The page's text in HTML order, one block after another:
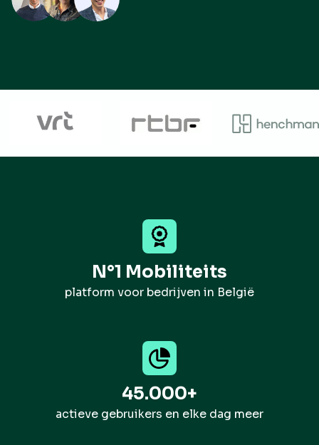
N°1 Mobiliteits
platform voor bedrijven in België
45.000+
actieve gebruikers en elke dag meer